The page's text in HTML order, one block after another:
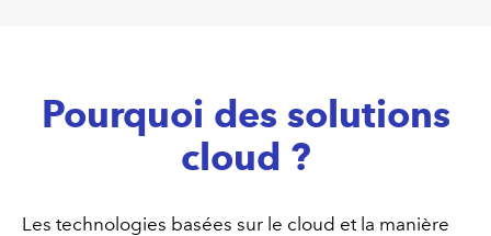
Pourquoi des solutions
cloud ?
Les technologies basées sur le cloud et la manière